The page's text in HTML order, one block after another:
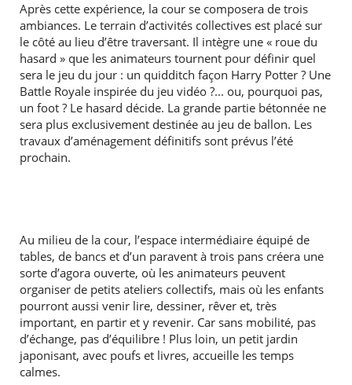
Après cette expérience, la cour se composera de trois
ambiances. Le terrain d’activités collectives est placé sur
le côté au lieu d’être traversant. Il intègre une « roue du
hasard » que les animateurs tournent pour définir quel
sera le jeu du jour : un quidditch façon Harry Potter ? Une
Battle Royale inspirée du jeu vidéo ?... ou, pourquoi pas,
un foot ? Le hasard décide. La grande partie bétonnée ne
sera plus exclusivement destinée au jeu de ballon. Les
travaux d’aménagement définitifs sont prévus l’été
prochain.
Au milieu de la cour, l’espace intermédiaire équipé de
tables, de bancs et d’un paravent à trois pans créera une
sorte d’agora ouverte, où les animateurs peuvent
organiser de petits ateliers collectifs, mais où les enfants
pourront aussi venir lire, dessiner, rêver et, très
important, en partir et y revenir. Car sans mobilité, pas
d’échange, pas d’équilibre ! Plus loin, un petit jardin
japonisant, avec poufs et livres, accueille les temps
calmes.